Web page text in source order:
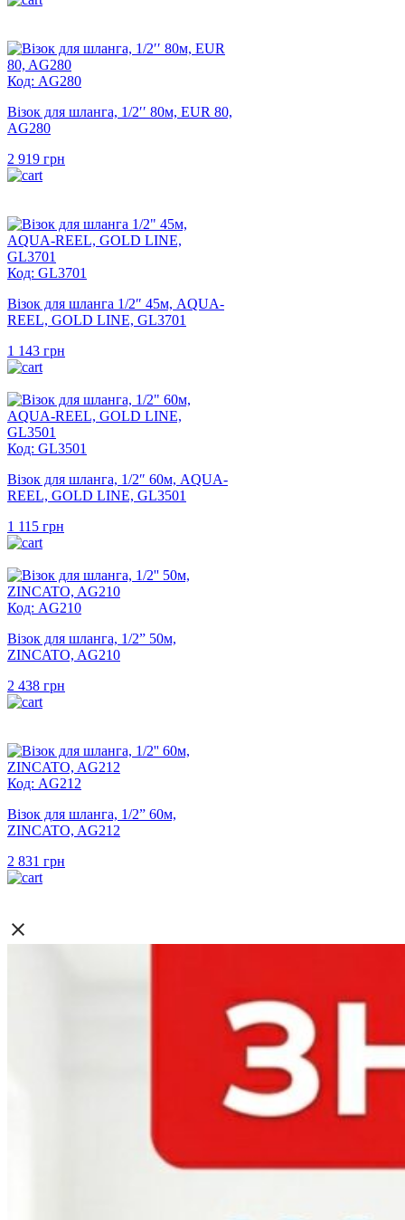
Код: AG280
Візок для шланга, 1/2′′ 80м, EUR 80,
AG280
2 919 грн
Код: GL3701
Візок для шланга 1/2″ 45м, AQUA-
REEL, GOLD LINE, GL3701
1 143 грн
Код: GL3501
Візок для шланга, 1/2″ 60м, AQUA-
REEL, GOLD LINE, GL3501
1 115 грн
Код: AG210
Візок для шланга, 1/2” 50м,
ZINCATO, AG210
2 438 грн
Код: AG212
Візок для шланга, 1/2” 60м,
ZINCATO, AG212
2 831 грн